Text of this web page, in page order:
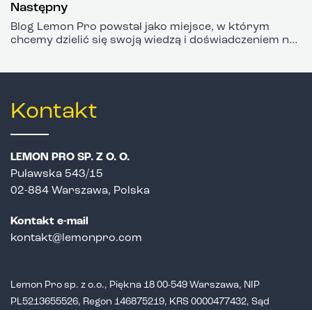
Następny
Blog Lemon Pro powstał jako miejsce, w którym
chcemy dzielić się swoją wiedzą i doświadczeniem na
Kontakt
LEMON PRO SP. Z O. O.
Puławska 543/15
02-884 Warszawa, Polska
Kontakt e-mail
kontakt@lemonpro.com
Lemon Pro sp. z o.o., Piękna 18 00-549 Warszawa, NIP
PL5213655526, Regon 146875219, KRS 0000477432, Sąd